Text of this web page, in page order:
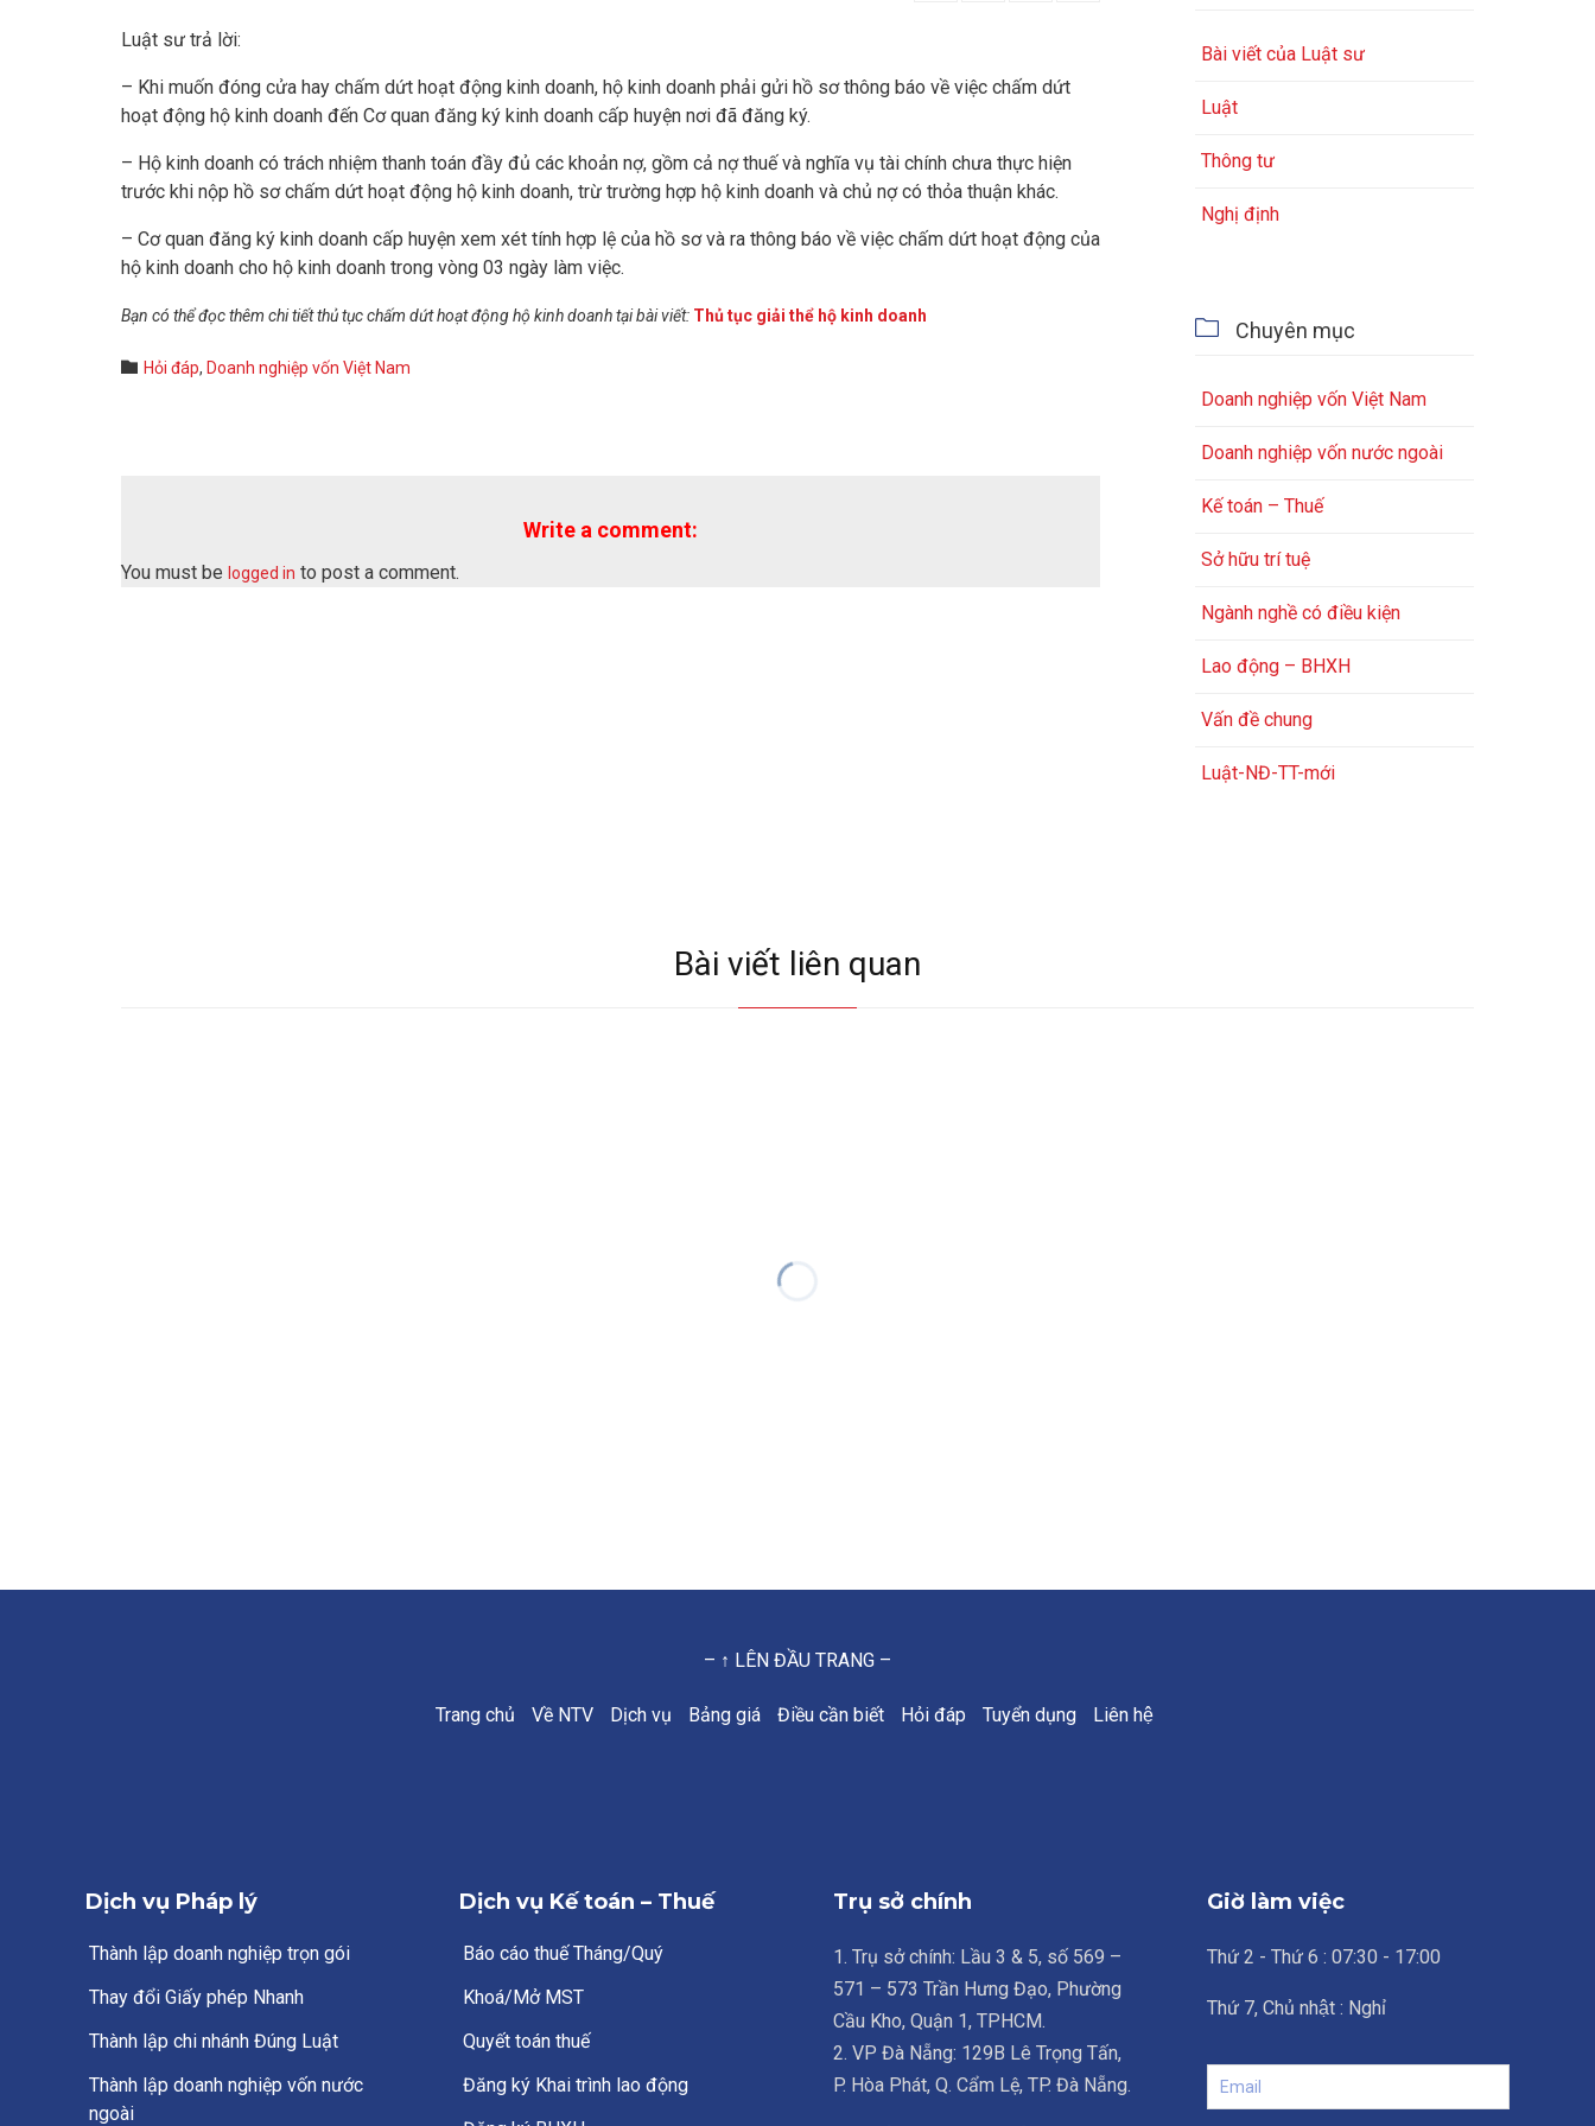
Luật sư trả lời:
– Khi muốn đóng cửa hay chấm dứt hoạt động kinh doanh, hộ kinh doanh phải gửi hồ sơ thông báo về việc chấm dứt
hoạt động hộ kinh doanh đến Cơ quan đăng ký kinh doanh cấp huyện nơi đã đăng ký.
– Hộ kinh doanh có trách nhiệm thanh toán đầy đủ các khoản nợ, gồm cả nợ thuế và nghĩa vụ tài chính chưa thực hiện
trước khi nộp hồ sơ chấm dứt hoạt động hộ kinh doanh, trừ trường hợp hộ kinh doanh và chủ nợ có thỏa thuận khác.
– Cơ quan đăng ký kinh doanh cấp huyện xem xét tính hợp lệ của hồ sơ và ra thông báo về việc chấm dứt hoạt động của
hộ kinh doanh cho hộ kinh doanh trong vòng 03 ngày làm việc.
Bạn có thể đọc thêm chi tiết thủ tục chấm dứt hoạt động hộ kinh doanh tại bài viết: Thủ tục giải thể hộ kinh doanh
 Category
Hỏi đáp, Doanh nghiệp vốn Việt Nam
Write a comment:
You must be logged in to post a comment.
Bài viết của Luật sư
Luật
Thông tư
Nghị định
 Chuyên mục
Doanh nghiệp vốn Việt Nam
Doanh nghiệp vốn nước ngoài
Kế toán – Thuế
Sở hữu trí tuệ
Ngành nghề có điều kiện
Lao động – BHXH
Vấn đề chung
Luật-NĐ-TT-mới
Bài viết liên quan
– ↑ LÊN ĐẦU TRANG –
Trang chủ Về NTV Dịch vụ Bảng giá Điều cần biết Hỏi đáp Tuyển dụng Liên hệ
Dịch vụ Pháp lý
Thành lập doanh nghiệp trọn gói
Thay đổi Giấy phép Nhanh
Thành lập chi nhánh Đúng Luật
Thành lập doanh nghiệp vốn nước
ngoài
Dịch vụ Kế toán – Thuế
Báo cáo thuế Tháng/Quý
Khoá/Mở MST
Quyết toán thuế
Đăng ký Khai trình lao động
Trụ sở chính
1. Trụ sở chính: Lầu 3 & 5, số 569 –
571 – 573 Trần Hưng Đạo, Phường
Cầu Kho, Quận 1, TPHCM.
2. VP Đà Nẵng: 129B Lê Trọng Tấn,
P. Hòa Phát, Q. Cẩm Lệ, TP. Đà Nẵng.
Giờ làm việc
Thứ 2 - Thứ 6 : 07:30 - 17:00
Thứ 7, Chủ nhật : Nghỉ